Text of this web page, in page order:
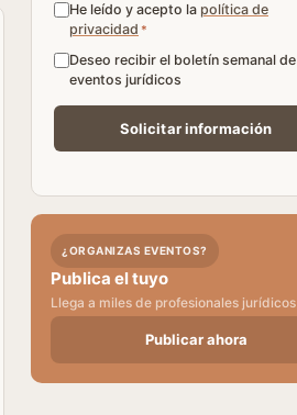
He leído y acepto la política de
privacidad *
Deseo recibir el boletín semanal de
eventos jurídicos
¿ORGANIZAS EVENTOS?
Publica el tuyo
Llega a miles de profesionales jurídicos
Publicar ahora